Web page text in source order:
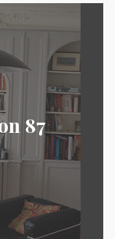
87